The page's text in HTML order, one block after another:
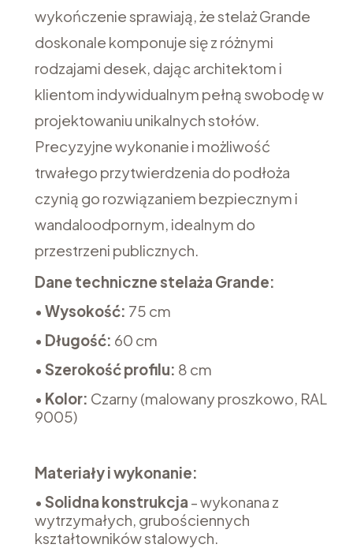
wykończenie sprawiają, że stelaż Grande
doskonale komponuje się z różnymi
rodzajami desek, dając architektom i
klientom indywidualnym pełną swobodę w
projektowaniu unikalnych stołów.
Precyzyjne wykonanie i możliwość
trwałego przytwierdzenia do podłoża
czynią go rozwiązaniem bezpiecznym i
wandaloodpornym, idealnym do
przestrzeni publicznych.
Dane techniczne stelaża Grande:
• Wysokość: 75 cm
• Długość: 60 cm
• Szerokość profilu: 8 cm
• Kolor: Czarny (malowany proszkowo, RAL
9005)
Materiały i wykonanie:
• Solidna konstrukcja - wykonana z
wytrzymałych, grubościennych
kształtowników stalowych.